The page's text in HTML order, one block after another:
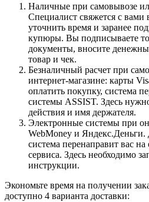
Наличные при самовывозе
Специалист свяжется с вами
уточнить время и заранее
купюры. Вы подписываете
документы, вносите
товар и чек.
Безналичный расчет при
интернет-магазине: карты
оплатить покупку, система
системы ASSIST. Здесь
действия и имя держателя.
Электронные системы при
WebMoney и
система перенаправит вас
сервиса. Здесь необходимо
инструкции.
Экономьте время на получении
доступно 4 варианта доставки: